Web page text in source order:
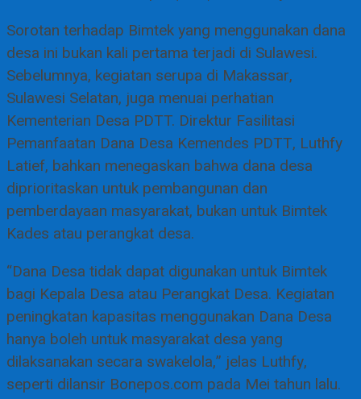
Sorotan terhadap Bimtek yang menggunakan dana
desa ini bukan kali pertama terjadi di Sulawesi.
Sebelumnya, kegiatan serupa di Makassar,
Sulawesi Selatan, juga menuai perhatian
Kementerian Desa PDTT. Direktur Fasilitasi
Pemanfaatan Dana Desa Kemendes PDTT, Luthfy
Latief, bahkan menegaskan bahwa dana desa
diprioritaskan untuk pembangunan dan
pemberdayaan masyarakat, bukan untuk Bimtek
Kades atau perangkat desa.
“Dana Desa tidak dapat digunakan untuk Bimtek
bagi Kepala Desa atau Perangkat Desa. Kegiatan
peningkatan kapasitas menggunakan Dana Desa
hanya boleh untuk masyarakat desa yang
dilaksanakan secara swakelola,” jelas Luthfy,
seperti dilansir Bonepos.com pada Mei tahun lalu.